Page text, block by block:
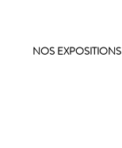
NOS EXPOSITIONS